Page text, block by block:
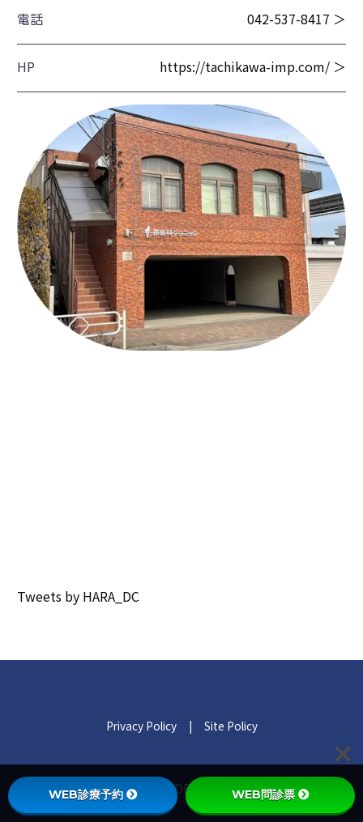
電話 042-537-8417 ＞
HP https://tachikawa-imp.com/ ＞
Tweets by HARA_DC
Privacy Policy| Site Policy
© 2021 HARA DENTAL CLINIC.
WEB診療予約 WEB問診票